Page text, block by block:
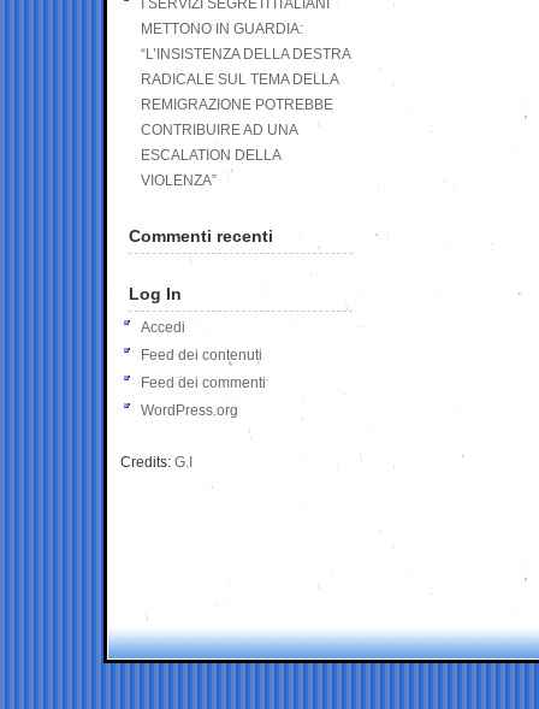
I SERVIZI SEGRETI ITALIANI
METTONO IN GUARDIA:
“L’INSISTENZA DELLA DESTRA
RADICALE SUL TEMA DELLA
REMIGRAZIONE POTREBBE
CONTRIBUIRE AD UNA
ESCALATION DELLA
VIOLENZA”
Commenti recenti
Log In
Accedi
Feed dei contenuti
Feed dei commenti
WordPress.org
Credits: G.I